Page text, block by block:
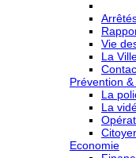
Vie
La
Prévention
La
La
Economie